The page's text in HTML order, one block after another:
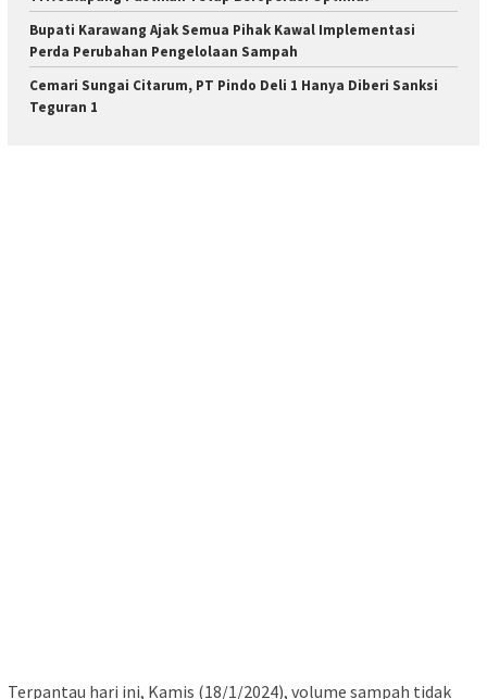
Bupati Karawang Ajak Semua Pihak Kawal Implementasi
Perda Perubahan Pengelolaan Sampah
Cemari Sungai Citarum, PT Pindo Deli 1 Hanya Diberi Sanksi
Teguran 1
Terpantau hari ini, Kamis (18/1/2024), volume sampah tidak